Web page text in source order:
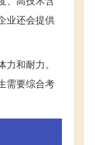
业还会提供
和耐力。
需要综合考